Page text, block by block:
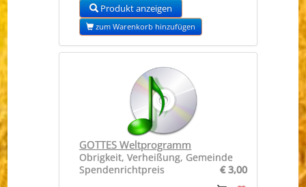
Produkt anzeigen
zum Warenkorb hinzufügen
GOTTES Weltprogramm
Obrigkeit, Verheißung, Gemeinde
Spendenrichtpreis
€ 3,00